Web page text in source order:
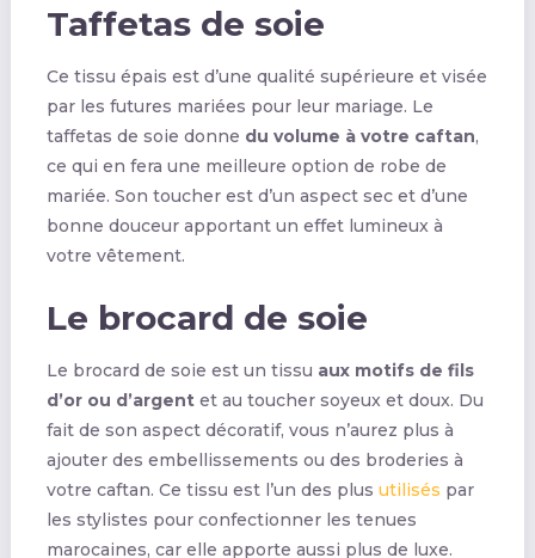
Taffetas de soie
Ce tissu épais est d’une qualité supérieure et visée
par les futures mariées pour leur mariage. Le
taffetas de soie donne du volume à votre caftan,
ce qui en fera une meilleure option de robe de
mariée. Son toucher est d’un aspect sec et d’une
bonne douceur apportant un effet lumineux à
votre vêtement.
Le brocard de soie
Le brocard de soie est un tissu aux motifs de fils
d’or ou d’argentet au toucher soyeux et doux. Du
fait de son aspect décoratif, vous n’aurez plus à
ajouter des embellissements ou des broderies à
votre caftan. Ce tissu est l’un des plus utilisés par
les stylistes pour confectionner les tenues
marocaines, car elle apporte aussi plus de luxe.